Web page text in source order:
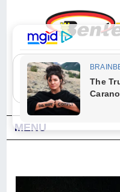
"Sesungguhnya Allah dan
Wahai orang-orang yang
ucapkanlah salam dengan
MENU